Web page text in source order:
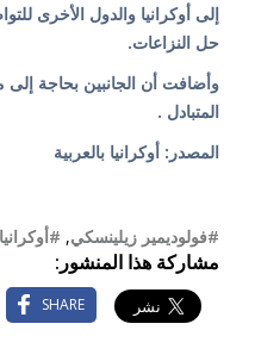
إلى أوكرانيا والدول الأخرى
حل النزاعات.
وأضافت أن الجانبين بحاجة إلى
المتبادل .
المصدر: أوكرانيا بالعربية
#فولوديمير زيلينسكي,
مشاركة هذا المنشور:
SHARE